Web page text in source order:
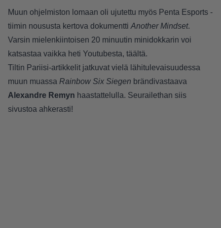
Muun ohjelmiston lomaan oli ujutettu myös Penta Esports -
tiimin noususta kertova dokumentti Another Mindset.
Varsin mielenkiintoisen 20 minuutin minidokkarin voi
katsastaa vaikka heti Youtubesta, täältä.
Tiltin Pariisi-artikkelit jatkuvat vielä lähitulevaisuudessa
muun muassa Rainbow Six Siegen brändivastaava
Alexandre Remyn haastattelulla. Seurailethan siis
sivustoa ahkerasti!